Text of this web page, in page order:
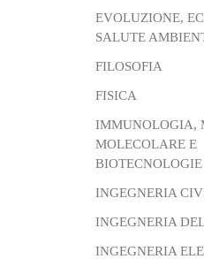
EVOLUZIONE,
SALUTE
FILOSOFIA
FISICA
IMMUNOLOGIA,
MOLECOLARE E
INGEGNERIA
INGEGNERIA
INGEGNERIA